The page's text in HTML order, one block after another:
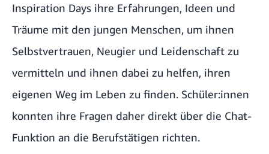
Inspiration Days ihre Erfahrungen, Ideen und
Träume mit den jungen Menschen, um ihnen
Selbstvertrauen, Neugier und Leidenschaft zu
vermitteln und ihnen dabei zu helfen, ihren
eigenen Weg im Leben zu finden. Schüler:innen
konnten ihre Fragen daher direkt über die Chat-
Funktion an die Berufstätigen richten.